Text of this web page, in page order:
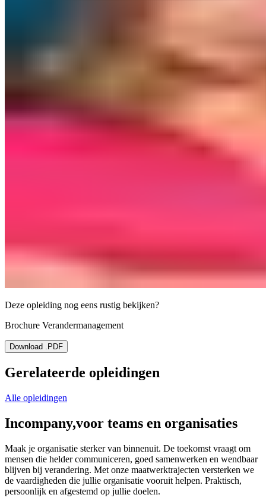
Deze opleiding nog eens rustig bekijken?
Brochure Verandermanagement
Download .PDF
Gerelateerde opleidingen
Alle opleidingen
Incompany,voor teams en organisaties
Maak je organisatie sterker van binnenuit. De toekomst vraagt om
mensen die helder communiceren, goed samenwerken en wendbaar
blijven bij verandering. Met onze maatwerktrajecten versterken we
de vaardigheden die jullie organisatie vooruit helpen. Praktisch,
persoonlijk en afgestemd op jullie doelen.